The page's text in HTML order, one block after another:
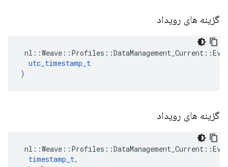
گزینه های رویداد
utc_timestamp_t
)
گزینه های رویداد
timestamp_t,